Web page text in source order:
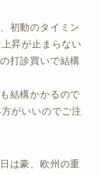
初動のタイミン
昇が止まらない
打診買いで結構
結構かかるので
がいいのでご注
は豪、欧州の重